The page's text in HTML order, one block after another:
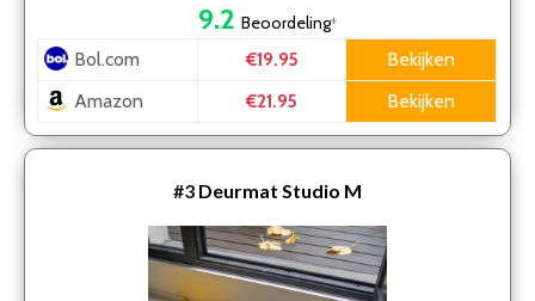
9.2 Beoordeling*
Bol.com €19.95
Bekijken
Amazon
€21.95 Bekijken
#3 Deurmat Studio M